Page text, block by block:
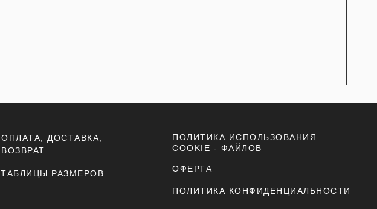
ОПЛАТА, ДОСТАВКА,
ВОЗВРАТ
ПОЛИТИКА КОНФИДЕНЦИАЛЬНОСТИ
ПОЛИТИКА ИСПОЛЬЗОВАНИЯ
COOKIE - ФАЙЛОВ
ОФЕРТА
ТАБЛИЦЫ РАЗМЕРОВ